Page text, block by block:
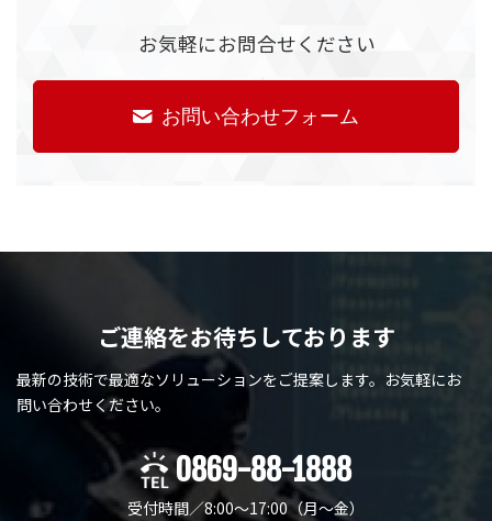
お気軽にお問合せください
お問い合わせフォーム
ご連絡をお待ちしております
最新の技術で最適なソリューションをご提案します。 お気軽にお
問い合わせください。
0869-88-1888
受付時間／8:00～17:00（月〜金）